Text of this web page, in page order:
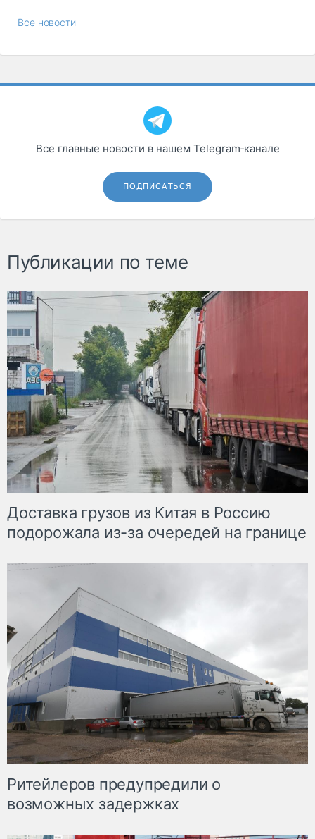
Все новости
Все главные новости в нашем Telegram‑канале
ПОДПИСАТЬСЯ
Публикации по теме
Доставка грузов из Китая в Россию
подорожала из-за очередей на границе
Ритейлеров предупредили о
возможных задержках